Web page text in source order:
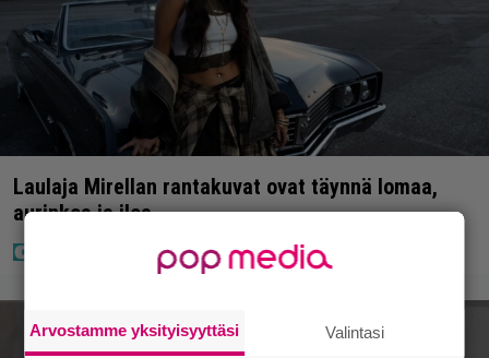
Laulaja Mirellan rantakuvat ovat täynnä lomaa,
aurinkoa ja iloa
Arvostamme yksityisyyttäsi Valintasi